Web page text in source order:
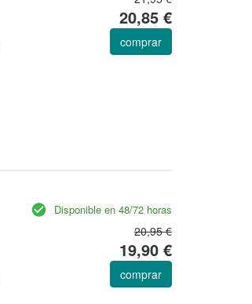
20,85 €
comprar
Disponible en 48/72 horas
20,95 €
19,90 €
comprar